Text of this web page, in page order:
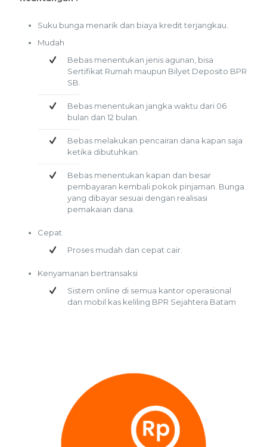
Suku bunga menarik dan biaya kredit terjangkau.
Mudah
Bebas menentukan jenis agunan, bisa
Sertifikat Rumah maupun Bilyet Deposito BPR
SB.
Bebas menentukan jangka waktu dari 06
bulan dan 12 bulan.
Bebas melakukan pencairan dana kapan saja
ketika dibutuhkan.
Bebas menentukan kapan dan besar
pembayaran kembali pokok pinjaman. Bunga
yang dibayar sesuai dengan realisasi
pemakaian dana.
Cepat
Proses mudah dan cepat cair.
Kenyamanan bertransaksi
Sistem online di semua kantor operasional
dan mobil kas keliling BPR Sejahtera Batam